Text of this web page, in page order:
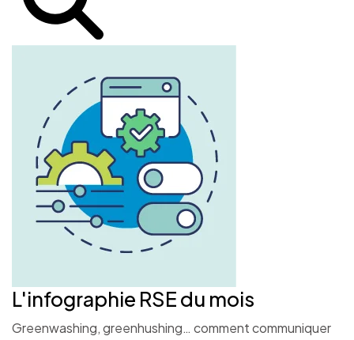
L'infographie RSE du mois
Greenwashing, greenhushing… comment communiquer